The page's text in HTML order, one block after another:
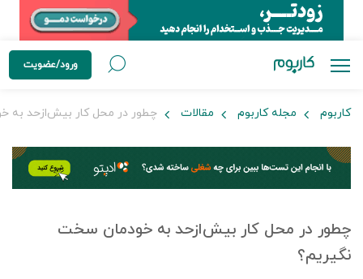
ورود/عضویت
کاربوم مجله کاربوم مقالات چطور در محل کار بیش‌از‌حد به
چطور در محل کار بیش‌از‌حد به خودمان سخت
نگیریم؟